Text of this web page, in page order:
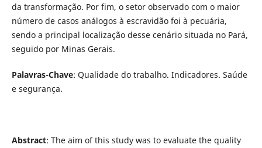
da transformação. Por fim, o setor observado com o maior
número de casos análogos à escravidão foi à pecuária,
sendo a principal localização desse cenário situada no Pará,
seguido por Minas Gerais.
Palavras-Chave: Qualidade do trabalho. Indicadores. Saúde
e segurança.
Abstract: The aim of this study was to evaluate the quality